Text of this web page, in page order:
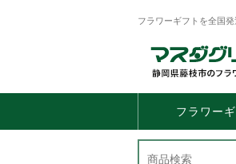
フラワーギフトを全国
フラワー